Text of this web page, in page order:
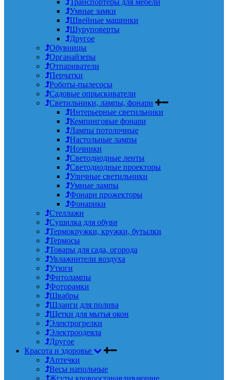
Умные замки
Швейные машинки
Шуруповерты
Другое
Обувницы
Органайзеры
Отпариватели
Перчатки
Роботы-пылесосы
Садовые опрыскиватели
Светильники, лампы, фонари
Интерьерные светильники
Кемпинговые фонари
Лампы потолочные
Настольные лампы
Ночники
Светодиодные ленты
Светодиодные проекторы
Уличные светильники
Умные лампы
Фонари прожекторы
Фонарики
Стеллажи
Сушилка для обуви
Термокружки, кружки, бутылки
Термосы
Товары для сада, огорода
Увлажнители воздуха
Утюги
Фитолампы
Фоторамки
Швабры
Шланги для полива
Щетки для мытья окон
Электрогрелки
Электроодеяла
Другое
Красота и здоровье
Аптечки
Весы напольные
Жгуты кровоостанавливающие